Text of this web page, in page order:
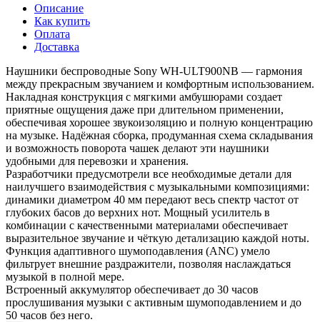
Описание
Как купить
Оплата
Доставка
Наушники беспроводные Sony WH-ULT900NB — гармония
между прекрасным звучанием и комфортным использованием.
Накладная конструкция с мягкими амбушюрами создает
приятные ощущения даже при длительном применении,
обеспечивая хорошее звукоизоляцию и полную концентрацию
на музыке. Надёжная сборка, продуманная схема складывания
и возможность поворота чашек делают эти наушники
удобными для перевозки и хранения.
Разработчики предусмотрели все необходимые детали для
наилучшего взаимодействия с музыкальными композициями:
динамики диаметром 40 мм передают весь спектр частот от
глубоких басов до верхних нот. Мощный усилитель в
комбинации с качественными материалами обеспечивает
выразительное звучание и чёткую детализацию каждой ноты.
Функция адаптивного шумоподавления (ANC) умело
фильтрует внешние раздражители, позволяя наслаждаться
музыкой в полной мере.
Встроенный аккумулятор обеспечивает до 30 часов
прослушивания музыки с активным шумоподавлением и до
50 часов без него.